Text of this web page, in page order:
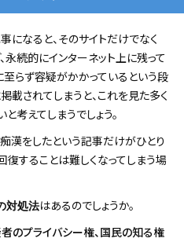
になると、そのサイトだけでなく
永続的にインターネット上に残って
至らず容疑がかかっているという段
載されてしまうと、これを見た多く
考えてしまうでしょう。
漢をしたという記事だけがひとり
復することは難しくなってしまう場
対処法はあるのでしょうか。
のプライバシー権、国民の知る権